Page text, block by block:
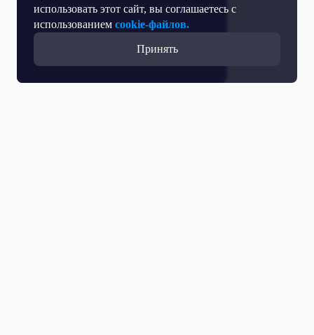
использовать этот сайт, вы соглашаетесь с
использованием cookie-файлов.
Принять